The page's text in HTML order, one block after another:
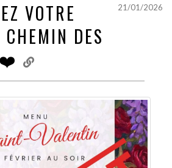
21/01/2026
VOTRE
DES
❤️